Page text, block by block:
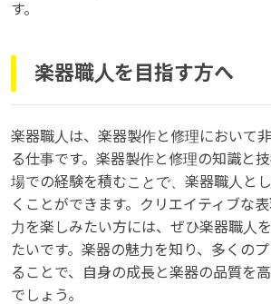
す。
楽器職人を目指す方へ
楽器職人は、楽器製作と修理において
る仕事です。楽器製作と修理の知識と
場での経験を積むことで、楽器職人と
くことができます。クリエイティブな
力を楽しみたい方には、ぜひ楽器職人
たいです。楽器の魅力を知り、多くの
ることで、自身の成長と楽器の品質を
でしょう。